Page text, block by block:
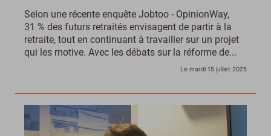
Selon une récente enquête Jobtoo - OpinionWay,
31 % des futurs retraités envisagent de partir à la
retraite, tout en continuant à travailler sur un projet
qui les motive. Avec les débats sur la réforme de...
Le mardi 15 juillet 2025